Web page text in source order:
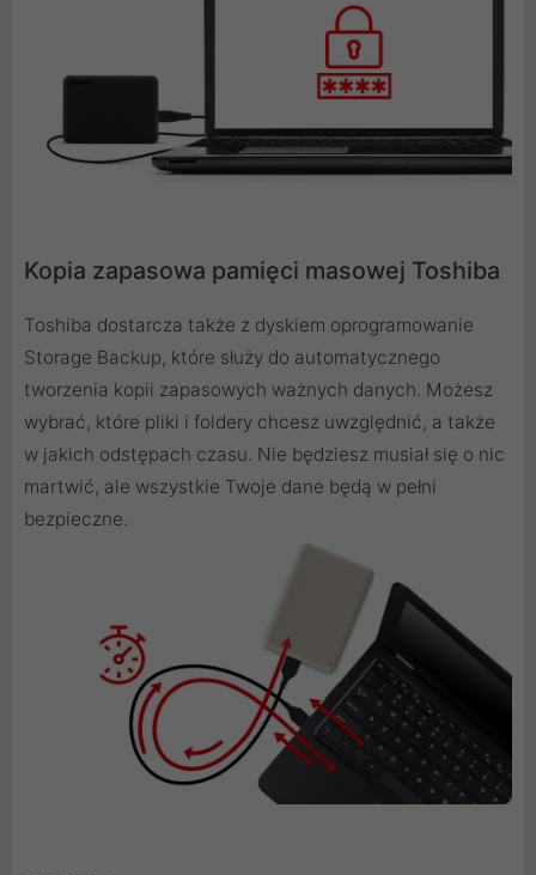
Kopia zapasowa pamięci masowej Toshiba
Toshiba dostarcza także z dyskiem oprogramowanie
Storage Backup, które służy do automatycznego
tworzenia kopii zapasowych ważnych danych. Możesz
wybrać, które pliki i foldery chcesz uwzględnić, a także
w jakich odstępach czasu. Nie będziesz musiał się o nic
martwić, ale wszystkie Twoje dane będą w pełni
bezpieczne.